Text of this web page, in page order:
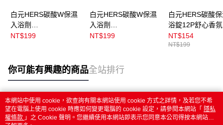
白元HERS碳酸W保濕
入浴劑
12P_Herbalaroma
NT$199
白元HERS碳酸W保濕
入浴劑
12P_Nightdreaming
NT$199
白元HERS碳酸
浴錠12P舒心香氛
NT$154
NT$199
你可能有興趣的商品全站排行
熱門標籤
本網站中使用 cookie，欲查詢有關本網站使用 cookie 方式之詳情，及若您不希
望在電腦上使用 cookie 時應如何變更電腦的 cookie 設定，請參閱本網站「 隱私
權條款 」之 Cookie 聲明。您繼續使用本網站即表示您同意本公司得按本網站使